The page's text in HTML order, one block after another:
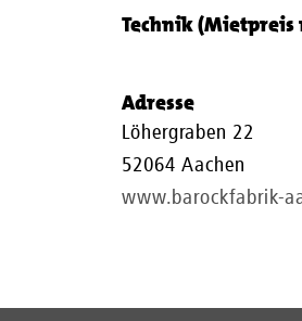
Technik
Adresse
Löhergraben 22
52064 Aachen
www.barockfabrik-